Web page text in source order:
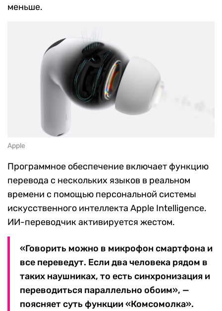
меньше.
Apple
Программное обеспечение включает функцию
перевода с нескольких языков в реальном
времени с помощью персональной системы
искусственного интеллекта Apple Intelligence.
ИИ-переводчик активируется жестом.
«Говорить можно в микрофон смартфона и
все переведут. Если два человека рядом в
таких наушниках, то есть синхронизация и
переводиться параллельно обоим», —
поясняет суть функции «Комсомолка».